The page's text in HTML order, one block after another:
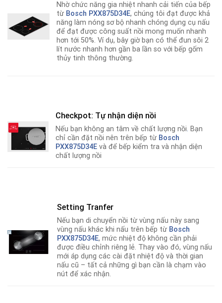
Nhờ chức n­­­ăng gia nhiệt nhanh cải tiến của bếp
từ Bosch PXX875D34E, chúng tôi đạt được khả
năng làm nóng sơ bộ nhanh chóng dụng cụ nấu
để đạt được công suất nồi mong muốn nhanh
hơn tới 50%. Ví dụ, bây giờ bạn có thể đun sôi 2
lít nước nhanh hơn gần ba lần so với bếp gốm
thủy tinh thông thường.
Checkpot: Tự nhận diện nồi
Nếu bạn không an tâm về chất lượng nồi. Bạn
chỉ cần đặt nồi nên trên bếp từ Bosch
PXX875D34E và để bếp kiểm tra và nhận diện
chất lượng nồi
Setting Tranfer
Nếu bạn di chuyển nồi từ vùng nấu này sang
vùng nấu khác khi nấu trên bếp từ Bosch
PXX875D34E, mức nhiệt độ không cần phải
được điều chỉnh riêng lẻ. Thay vào đó, vùng nấu
mới áp dụng các cài đặt nhiệt độ và thời gian
nấu cũ – tất cả những gì bạn cần là chạm vào
nút để xác nhận.